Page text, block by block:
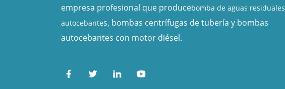
empresa profesional que producebomba de aguas residuales
autocebantes, bombas centrífugas de tubería y bombas
autocebantes con motor diésel.